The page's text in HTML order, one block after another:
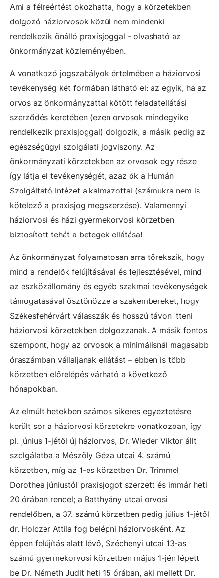
Ami a félreértést okozhatta, hogy a körzetekben
dolgozó háziorvosok közül nem mindenki
rendelkezik önálló praxisjoggal - olvasható az
önkormányzat közleményében.
A vonatkozó jogszabályok értelmében a háziorvosi
tevékenység két formában látható el: az egyik, ha az
orvos az önkormányzattal kötött feladatellátási
szerződés keretében (ezen orvosok mindegyike
rendelkezik praxisjoggal) dolgozik, a másik pedig az
egészségügyi szolgálati jogviszony. Az
önkormányzati körzetekben az orvosok egy része
így látja el tevékenységét, azaz ők a Humán
Szolgáltató Intézet alkalmazottai (számukra nem is
kötelező a praxisjog megszerzése). Valamennyi
háziorvosi és házi gyermekorvosi körzetben
biztosított tehát a betegek ellátása!
Az önkormányzat folyamatosan arra törekszik, hogy
mind a rendelők felújításával és fejlesztésével, mind
az eszközállomány és egyéb szakmai tevékenységek
támogatásával ösztönözze a szakembereket, hogy
Székesfehérvárt válasszák és hosszú távon itteni
háziorvosi körzetekben dolgozzanak. A másik fontos
szempont, hogy az orvosok a minimálisnál magasabb
óraszámban vállaljanak ellátást – ebben is több
körzetben előrelépés várható a következő
hónapokban.
Az elmúlt hetekben számos sikeres egyeztetésre
került sor a háziorvosi körzetekre vonatkozóan, így
pl. június 1-jétől új háziorvos, Dr. Wieder Viktor állt
szolgálatba a Mészöly Géza utcai 4. számú
körzetben, míg az 1-es körzetben Dr. Trimmel
Dorothea júniustól praxisjogot szerzett és immár heti
20 órában rendel; a Batthyány utcai orvosi
rendelőben, a 37. számú körzetben pedig július 1-jétől
dr. Holczer Attila fog belépni háziorvosként. Az
éppen felújítás alatt lévő, Széchenyi utcai 13-as
számú gyermekorvosi körzetben május 1-jén lépett
be Dr. Németh Judit heti 15 órában, aki mellett Dr.